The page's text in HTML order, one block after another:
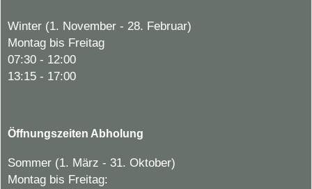
Winter (1. November - 28. Februar)
Montag bis Freitag
07:30 - 12:00
13:15 - 17:00
Öffnungszeiten Abholung
Sommer (1. März - 31. Oktober)
Montag bis Freitag: